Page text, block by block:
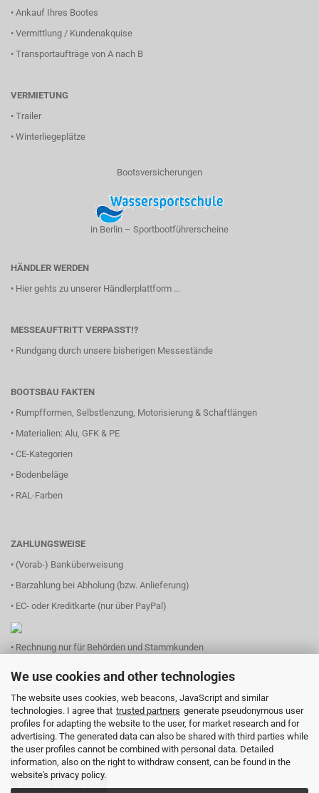
We use cookies and other technologies
The website uses cookies, web beacons, JavaScript and similar
technologies. I agree that trusted partners generate pseudonymous user
profiles for adapting the website to the user, for market research and for
advertising. The generated data can also be shared with third parties while
the user profiles cannot be combined with personal data. Detailed
information, also on the right to withdraw consent, can be found in the
website's privacy policy.
• Ankauf Ihres Bootes
• Vermittlung / Kundenakquise
• Transportaufträge von A nach B
VERMIETUNG
• Trailer
• Winterliegeplätze
Bootsversicherungen
in Berlin – Sportbootführerscheine
HÄNDLER WERDEN
• Hier gehts zu unserer Händlerplattform ...
MESSEAUFTRITT VERPASST!?
• Rundgang durch unsere bisherigen Messestände
BOOTSBAU FAKTEN
• Rumpfformen, Selbstlenzung, Motorisierung & Schaftlängen
• Materialien: Alu, GFK & PE
• CE-Kategorien
• Bodenbeläge
• RAL-Farben
ZAHLUNGSWEISE
• (Vorab-) Banküberweisung
• Barzahlung bei Abholung (bzw. Anlieferung)
• EC- oder Kreditkarte (nur über PayPal)
• Rechnung nur für Behörden und Stammkunden
(einfach Logo anklicken und Ihren Finanzierungsbedarf eingeben)
Vertrag widerrufen